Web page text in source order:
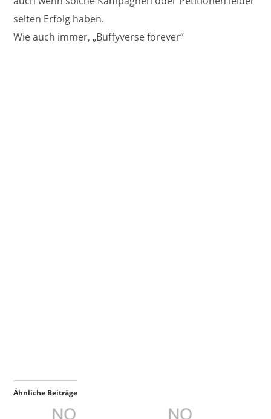
selten Erfolg haben.
Wie auch immer, „Buffyverse forever“
Ähnliche Beiträge